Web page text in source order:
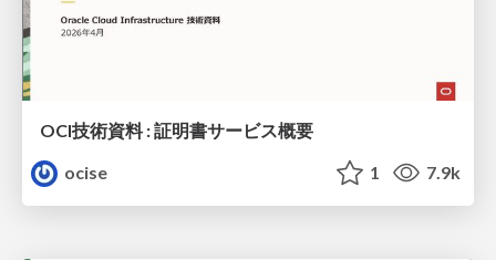
OCI技術資料 : 証明書サービス概要
ocise
1 7.9k